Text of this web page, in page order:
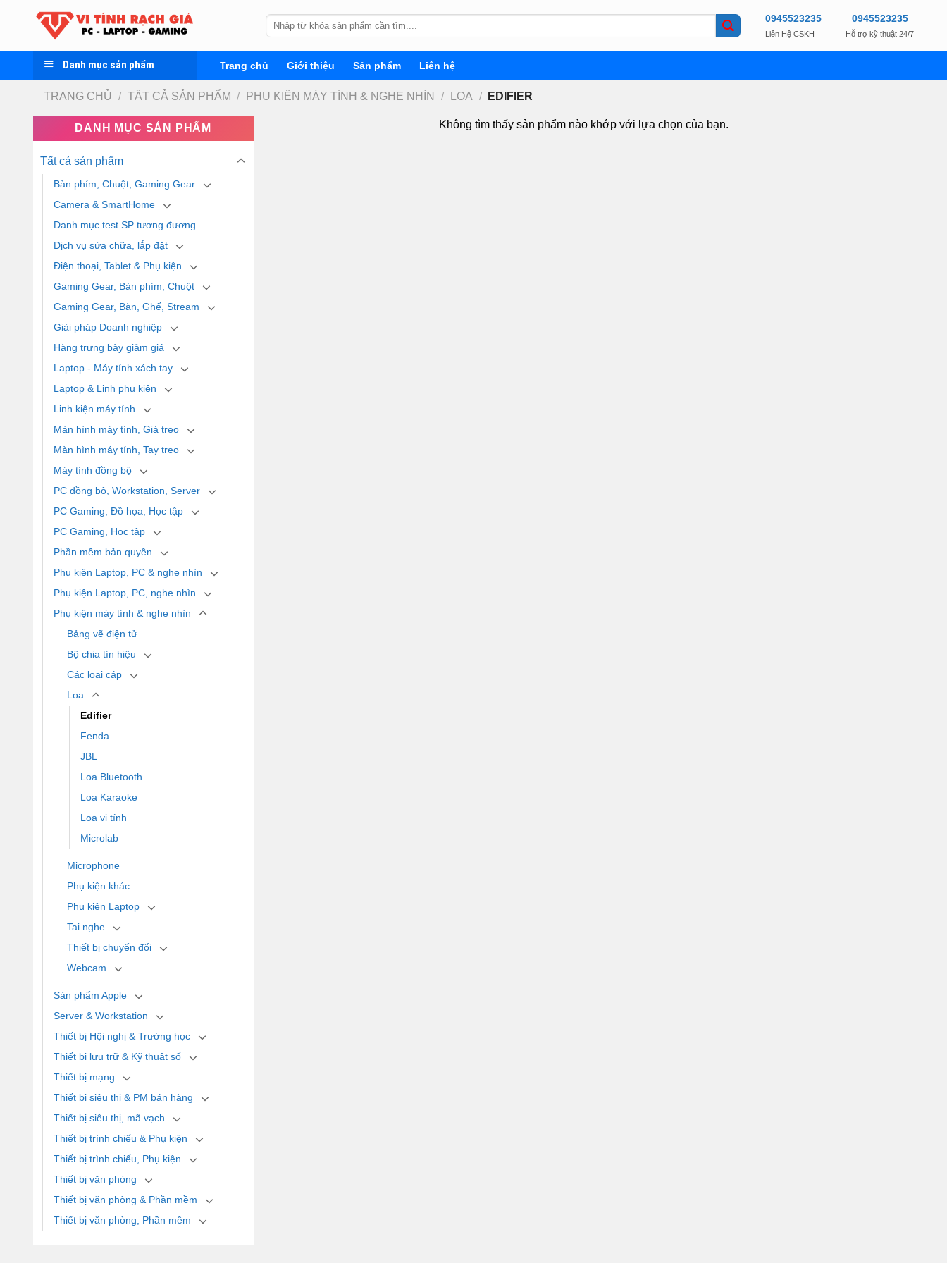
Tìm
kiếm:
0945523235
Liên Hệ CSKH
0945523235
Hỗ trợ kỹ thuật 24/7
Danh mục sản phẩm Trang chủ Giới thiệu Sản phẩm Liên hệ
TRANG CHỦ / TẤT CẢ SẢN PHẨM / PHỤ KIỆN MÁY TÍNH & NGHE NHÌN / LOA / EDIFIER
DANH MỤC SẢN PHẨM
Tất cả sản phẩm
Bàn phím, Chuột, Gaming Gear
Camera & SmartHome
Danh mục test SP tương đương
Dịch vụ sửa chữa, lắp đặt
Điện thoại, Tablet & Phụ kiện
Gaming Gear, Bàn phím, Chuột
Gaming Gear, Bàn, Ghế, Stream
Giải pháp Doanh nghiệp
Hàng trưng bày giảm giá
Laptop - Máy tính xách tay
Laptop & Linh phụ kiện
Linh kiện máy tính
Màn hình máy tính, Giá treo
Màn hình máy tính, Tay treo
Máy tính đồng bộ
PC đồng bộ, Workstation, Server
PC Gaming, Đồ họa, Học tập
PC Gaming, Học tập
Phần mềm bản quyền
Phụ kiện Laptop, PC & nghe nhìn
Phụ kiện Laptop, PC, nghe nhìn
Phụ kiện máy tính & nghe nhìn
Bảng vẽ điện tử
Bộ chia tín hiệu
Các loại cáp
Loa
Edifier
Fenda
JBL
Loa Bluetooth
Loa Karaoke
Loa vi tính
Microlab
Microphone
Phụ kiện khác
Phụ kiện Laptop
Tai nghe
Thiết bị chuyển đổi
Webcam
Sản phẩm Apple
Server & Workstation
Thiết bị Hội nghị & Trường học
Thiết bị lưu trữ & Kỹ thuật số
Thiết bị mạng
Thiết bị siêu thị & PM bán hàng
Thiết bị siêu thị, mã vạch
Thiết bị trình chiếu & Phụ kiện
Thiết bị trình chiếu, Phụ kiện
Thiết bị văn phòng
Thiết bị văn phòng & Phần mềm
Thiết bị văn phòng, Phần mềm
Không tìm thấy sản phẩm nào khớp với lựa chọn của bạn.